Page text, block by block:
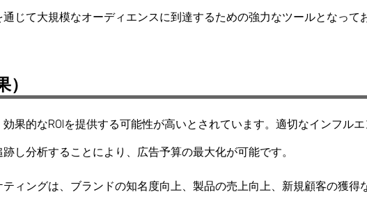
じて大規模なオーディエンスに到達するための強力なツールとなって
果的なROIを提供する可能性が高いとされています。適切なインフルエ
し分析することにより、広告予算の最大化が可能です。
ィングは、ブランドの知名度向上、製品の売上向上、新規顧客の獲得